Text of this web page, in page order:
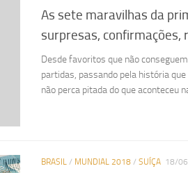
As sete maravilhas da
surpresas, confirmações,
Desde favoritos que não
partidas, passando pela história
não perca pitada do que aconteceu
BRASIL / MUNDIAL 2018 / SUÍÇA 18/